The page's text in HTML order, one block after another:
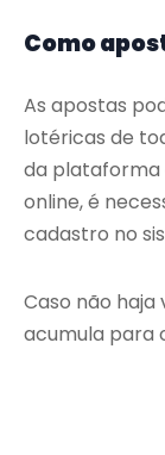
Como
As apostas
lotéricas de
da plataforma
online, é
cadastro no
Caso não
acumula para